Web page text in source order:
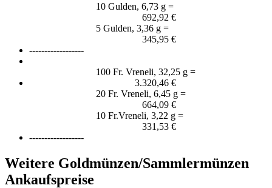
10 Gulden, 6,73 g =
692,92 €
5 Gulden, 3,36 g =
345,95 €
------------------
100 Fr. Vreneli, 32,25 g =
3.320,46 €
20 Fr. Vreneli, 6,45 g =
664,09 €
10 Fr.Vreneli, 3,22 g =
331,53 €
------------------
Weitere Goldmünzen/Sammlermünzen
Ankaufspreise